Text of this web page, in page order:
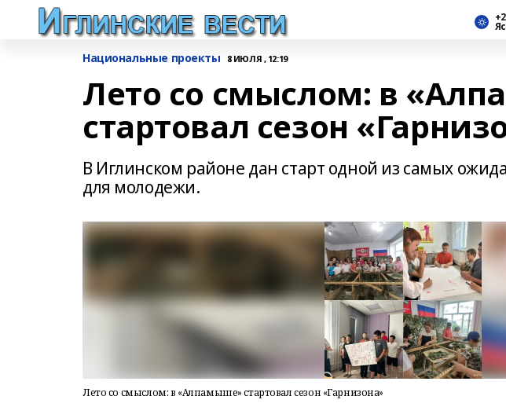
Национальные проекты 8 ИЮЛЯ , 12:19
Лето со смыслом: в
стартовал сезон
В Иглинском районе дан старт одной из самых
для молодежи.
Лето со смыслом: в «Алпамыше» стартовал сезон «Гарнизона»